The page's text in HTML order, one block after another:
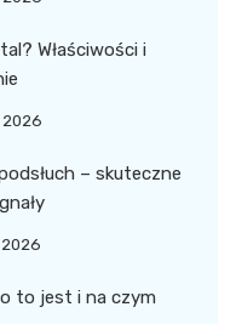
Właściwości i
– skuteczne
to jest i na czym